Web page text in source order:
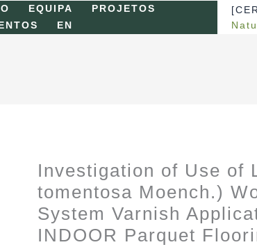
EQUIPA
PROJETOS
EN
Investigation of Use of
tomentosa Moench.)
System Varnish
INDOOR Parquet